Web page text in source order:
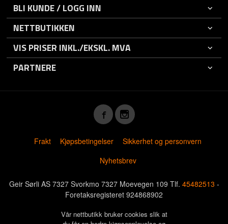
BLI KUNDE / LOGG INN
NETTBUTIKKEN
VIS PRISER INKL./EKSKL. MVA
PARTNERE
Frakt Kjøpsbetingelser
Sikkerhet og personvern
Nyhetsbrev
Geir Sørli AS 7327 Svorkmo 7327 Moevegen 109 Tlf. 45482513 -
Foretaksregisteret 924868902
Vår nettbutikk bruker cookies slik at